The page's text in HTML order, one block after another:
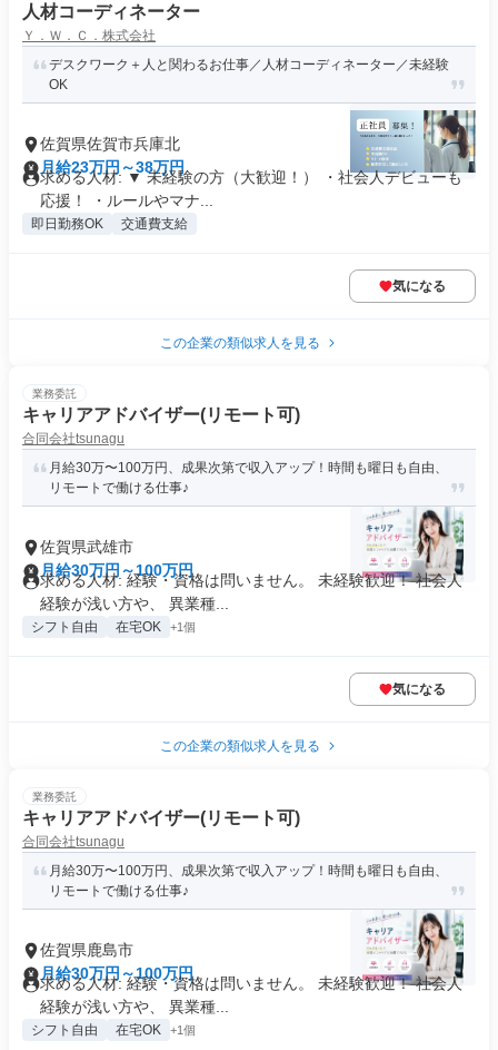
人材コーディネーター
Ｙ．Ｗ．Ｃ．株式会社
デスクワーク＋人と関わるお仕事／人材コーディネーター／未経験
OK
佐賀県佐賀市兵庫北
月給23万円～38万円
求める人材: ▼ 未経験の方（大歓迎！） ・社会人デビューも
応援！ ・ルールやマナ...
即日勤務OK 交通費支給
気になる
この企業の類似求人を見る
業務委託
キャリアアドバイザー(リモート可)
合同会社tsunagu
月給30万〜100万円、成果次第で収入アップ！時間も曜日も自由、
リモートで働ける仕事♪
佐賀県武雄市
月給30万円～100万円
求める人材: 経験・資格は問いません。 未経験歓迎！ 社会人
経験が浅い方や、 異業種...
シフト自由 在宅OK +1個
気になる
この企業の類似求人を見る
業務委託
キャリアアドバイザー(リモート可)
合同会社tsunagu
月給30万〜100万円、成果次第で収入アップ！時間も曜日も自由、
リモートで働ける仕事♪
佐賀県鹿島市
月給30万円～100万円
求める人材: 経験・資格は問いません。 未経験歓迎！ 社会人
経験が浅い方や、 異業種...
シフト自由 在宅OK +1個